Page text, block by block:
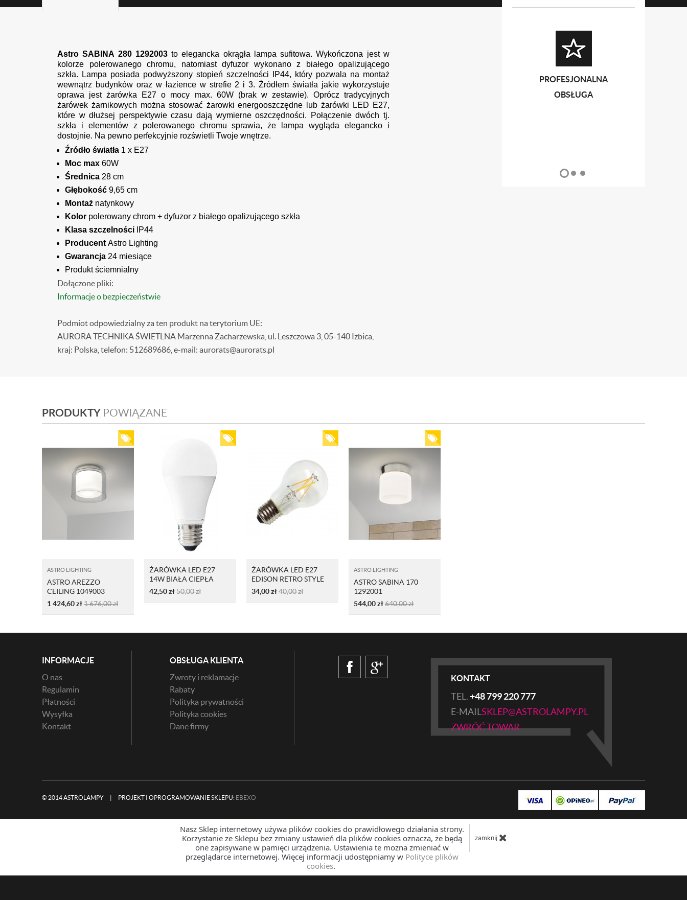
AstroSABINA 280 1292003to elegancka okrągła lampa sufitowa. Wykończona jest w
kolorze polerowanego chromu, natomiast dyfuzor wykonano z białego opalizującego
szkła. Lampa posiada podwyższony stopień szczelności IP44, który pozwala na montaż
wewnątrz budynków oraz w łazience w strefie 2 i 3. Źródłem światła jakie wykorzystuje
oprawa jest żarówka E27 o mocy max. 60W (brak w zestawie). Oprócz tradycyjnych
żarówek żarnikowych można stosować żarowki energooszczędne lub żarówki LED E27,
które w dłużsej perspektywie czasu dają wymierne oszczędności. Połączenie dwóch tj.
szkła i elementów z polerowanego chromu sprawia, że lampa wygląda elegancko i
dostojnie. Na pewno perfekcyjnie rozświetli Twoje wnętrze.
Źródło światła 1 x E27
Moc max 60W
Średnica 28 cm
Głębokość 9,65 cm
Montaż natynkowy
Kolor polerowany chrom + dyfuzor z białego opalizującego szkła
Klasa szczelności IP44
Producent Astro Lighting
Gwarancja 24 miesiące
Produkt ściemnialny
Dołączone pliki:
Informacje o bezpieczeństwie
Podmiot odpowiedzialny za ten produkt na terytorium UE:
AURORA TECHNIKA ŚWIETLNA Marzenna Zacharzewska, ul. Leszczowa 3, 05-140 Izbica,
kraj: Polska, telefon: 512689686, e-mail: aurorats@aurorats.pl
PROFESJONALNA
OBSŁUGA
PRODUKTY POWIĄZANE
ASTRO LIGHTING
ASTRO AREZZO
CEILING 1049003
1 424,60zł1 676,00zł
ŻARÓWKA LED E27
14W BIAŁA CIEPŁA
42,50zł50,00zł
ŻARÓWKA LED E27
EDISON RETRO STYLE
34,00zł40,00zł
ASTRO LIGHTING
ASTRO SABINA 170
1292001
544,00zł640,00zł
INFORMACJE
O nas
Regulamin
Płatności
Wysyłka
Kontakt
OBSŁUGA KLIENTA
Zwroty i reklamacje
Rabaty
Polityka prywatności
Polityka cookies
Dane firmy
KONTAKT
TEL.+48 799 220 777
E-MAIL SKLEP@ASTROLAMPY.PL
ZWRÓĆ TOWAR
© 2014 ASTROLAMPY | PROJEKT I OPROGRAMOWANIE SKLEPU: EBEXO
Nasz Sklep internetowy używa plików cookies do prawidłowego działania strony.
Korzystanie ze Sklepu bez zmiany ustawień dla plików cookies oznacza, że będą
one zapisywane w pamięci urządzenia. Ustawienia te można zmieniać w
przeglądarce internetowej. Więcej informacji udostępniamy w Polityce plików
cookies.
zamknij